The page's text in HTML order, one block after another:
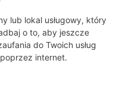
lub lokal usługowy, który
o to, aby jeszcze
do Twoich usług
internet.